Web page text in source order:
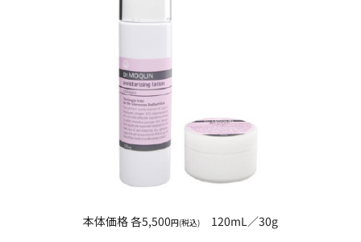
本体価格 各5,500円(税込) 120mL／30g